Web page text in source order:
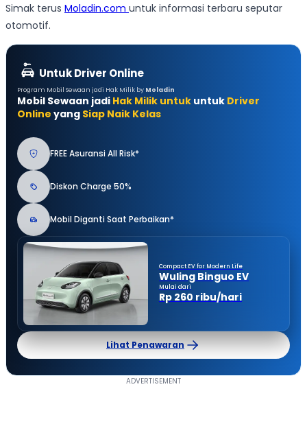
Simak terus Moladin.com untuk informasi terbaru seputar
otomotif.
Untuk Driver Online
Program Mobil Sewaan jadi Hak Milik by Moladin
Mobil Sewaan jadi Hak Milik untuk untuk Driver
Online yang Siap Naik Kelas
FREE Asuransi All Risk*
Diskon Charge 50%
Mobil Diganti Saat Perbaikan*
Compact EV for Modern Life
Wuling Binguo EV
Mulai dari
Rp 260 ribu/hari
Lihat Penawaran